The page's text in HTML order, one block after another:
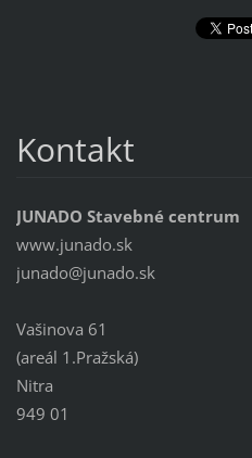
Kontakt
JUNADO Stavebné centrum
www.junado.sk
junado@junado.sk
Vašinova 61
(areál 1.Pražská)
Nitra
949 01